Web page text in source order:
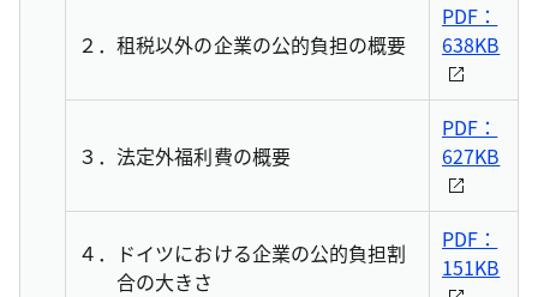
２．租税以外の企業の公的負担の概要
PDF：
638KB
３． 法定外福利費の概要
PDF：
627KB
４．
ドイツにおける企業の公的負担割
合の大きさ
PDF：
151KB